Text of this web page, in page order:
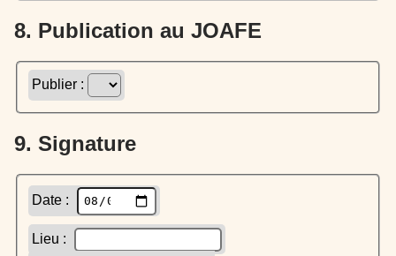
8. Publication au JOAFE
Publier :
9. Signature
Date :
Lieu :